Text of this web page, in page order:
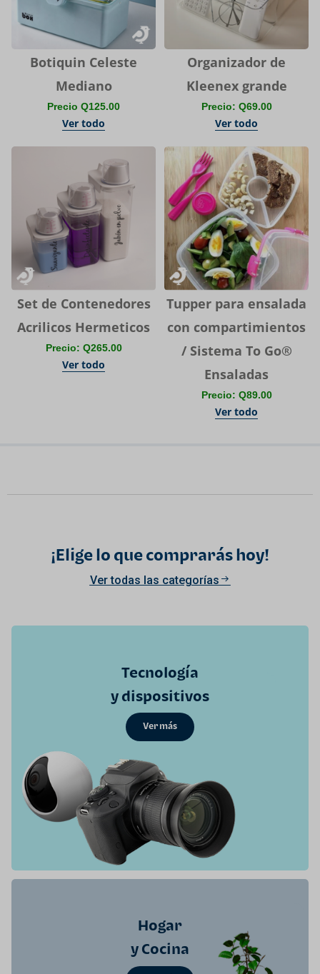
Botiquin Celeste
Mediano
Precio Q125.00
Ver todo
Organizador de
Kleenex grande
Precio: Q69.00
Ver todo
Set de Contenedores
Acrilicos Hermeticos
Precio: Q265.00
Ver todo
Tupper para ensalada
con compartimientos
/ Sistema To Go®
Ensaladas
Precio: Q89.00
Ver todo
¡Elige lo que comprarás hoy!
Ver todas las categorías
Tecnología
y dispositivos
Ver más
Hogar
y Cocina